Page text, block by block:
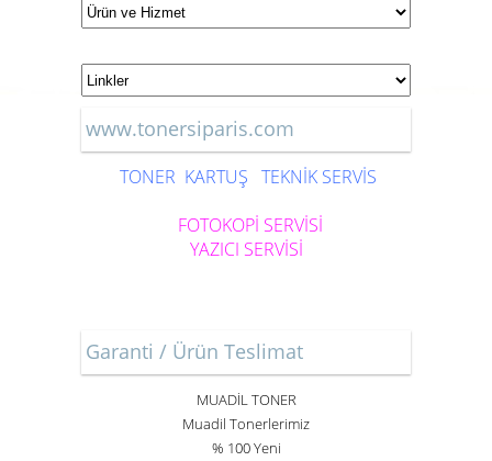
www.tonersiparis.com
TONER KARTUŞ TEKNİK SERVİS
FOTOKOPİ SERVİSİ
YAZICI SERVİSİ
Garanti / Ürün Teslimat
MUADİL TONER
Muadil Tonerlerimiz
% 100 Yeni